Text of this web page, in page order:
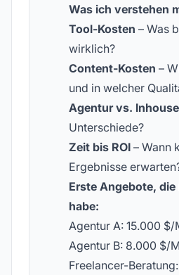
Was ich verstehen
Tool-Kosten – Was
wirklich?
Content-Kosten –
und in welcher
Agentur vs. Inhouse
Unterschiede?
Zeit bis ROI – Wann
Ergebnisse
Erste Angebote, die
habe:
Agentur A: 15.000 $/
Agentur B: 8.000 $/
Freelancer-